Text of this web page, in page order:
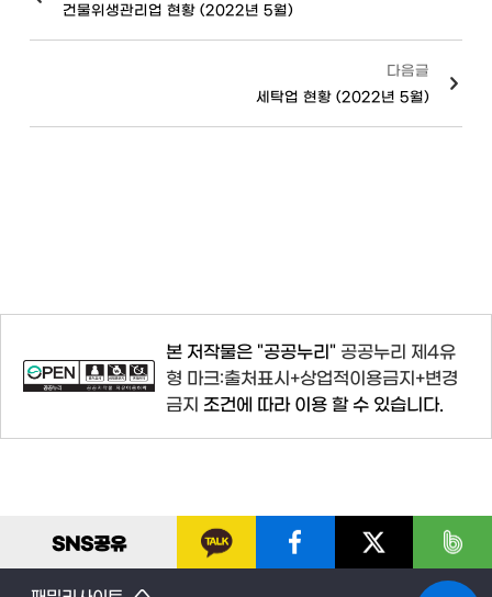
건물위생관리업 현황 (2022년 5월)
다음글
세탁업 현황 (2022년 5월)
본 저작물은 "공공누리" 공공누리 제4유
형 마크:출처표시+상업적이용금지+변경
금지 조건에 따라 이용 할 수 있습니다.
SNS공유